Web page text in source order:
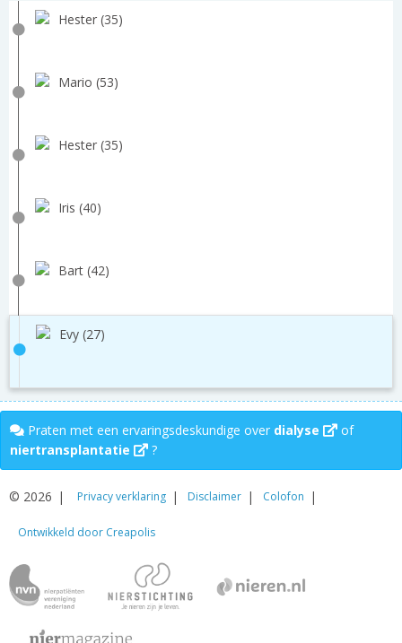
Hester (35)
Mario (53)
Hester (35)
Iris (40)
Bart (42)
Evy (27)
Praten met een ervaringsdeskundige over dialyse
of
niertransplantatie
?
© 2026 Privacy verklaring Disclaimer Colofon
Ontwikkeld door Creapolis